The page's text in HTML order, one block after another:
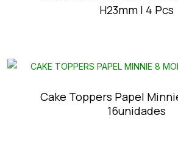
H23mm | 4 Pcs
Cake Toppers Papel
16unidades